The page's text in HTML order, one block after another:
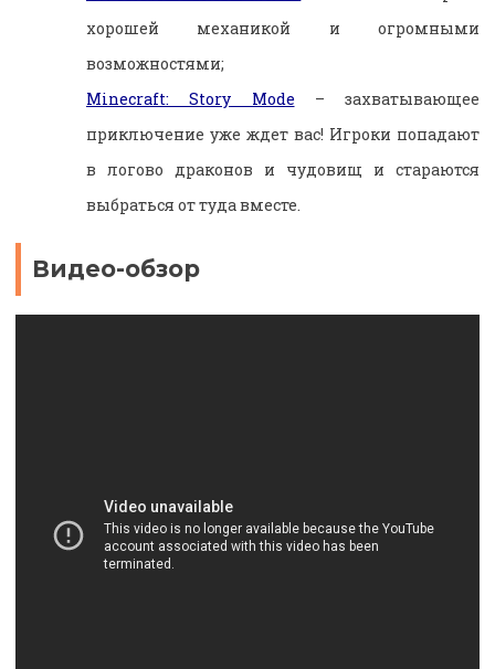
хорошей механикой и огромными
возможностями;
Minecraft: Story Mode – захватывающее
приключение уже ждет вас! Игроки попадают
в логово драконов и чудовищ и стараются
выбраться от туда вместе.
Видео-обзор